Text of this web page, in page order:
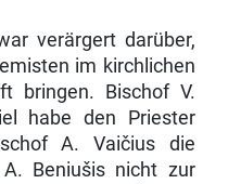
verärgert darüber,
im kirchlichen
bringen. Bischof V.
habe den Priester
A. Vaičius die
Beniušis nicht zur